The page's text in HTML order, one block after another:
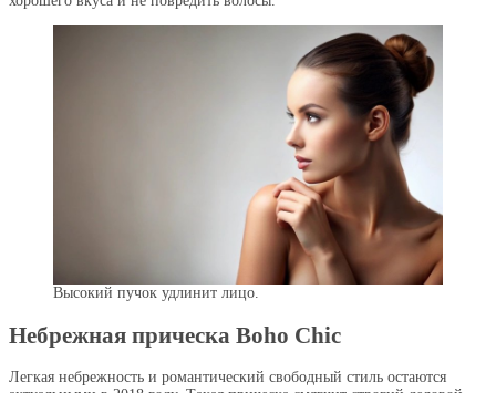
Высокий пучок удлинит лицо.
Небрежная прическа Boho Chic
Легкая небрежность и романтический свободный стиль остаются